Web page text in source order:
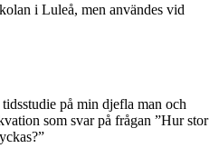
i Luleå, men användes vid
på min djefla man och
som svar på frågan ”Hur stor